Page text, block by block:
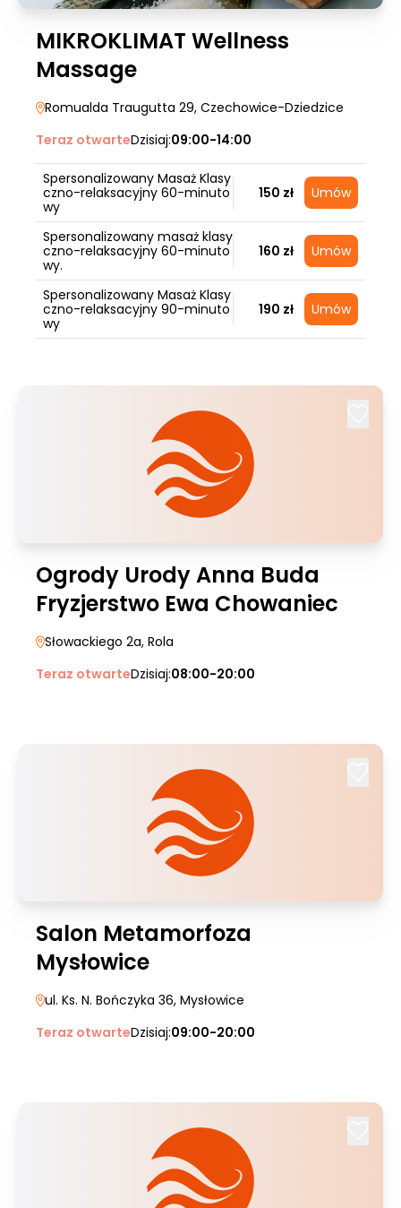
MIKROKLIMAT Wellness
Massage
Romualda Traugutta 29, Czechowice-Dziedzice
Teraz otwarteDzisiaj:09:00-14:00
Spersonalizowany Masaż Klasy
czno-relaksacyjny 60-minuto
wy
150 zł Umów
Spersonalizowany masaż klasy
czno-relaksacyjny 60-minuto
wy.
160 zł Umów
Spersonalizowany Masaż Klasy
czno-relaksacyjny 90-minuto
wy
190 zł Umów
Ogrody Urody Anna Buda
Fryzjerstwo Ewa Chowaniec
Słowackiego 2a, Rola
Teraz otwarteDzisiaj:08:00-20:00
Salon Metamorfoza
Mysłowice
ul. Ks. N. Bończyka 36, Mysłowice
Teraz otwarteDzisiaj:09:00-20:00